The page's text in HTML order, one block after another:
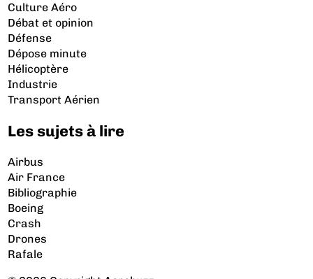
Culture Aéro
Débat et opinion
Défense
Dépose minute
Hélicoptère
Industrie
Transport Aérien
Les sujets à lire
Airbus
Air France
Bibliographie
Boeing
Crash
Drones
Rafale